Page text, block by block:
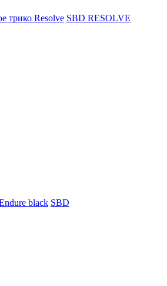
трико Resolve SBD RESOLVE
black SBD